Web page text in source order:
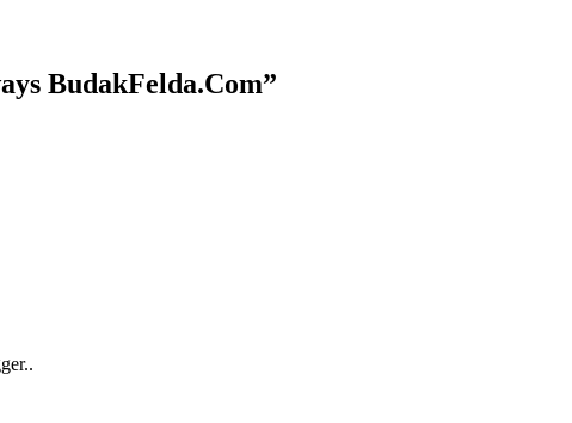
BudakFelda.Com”